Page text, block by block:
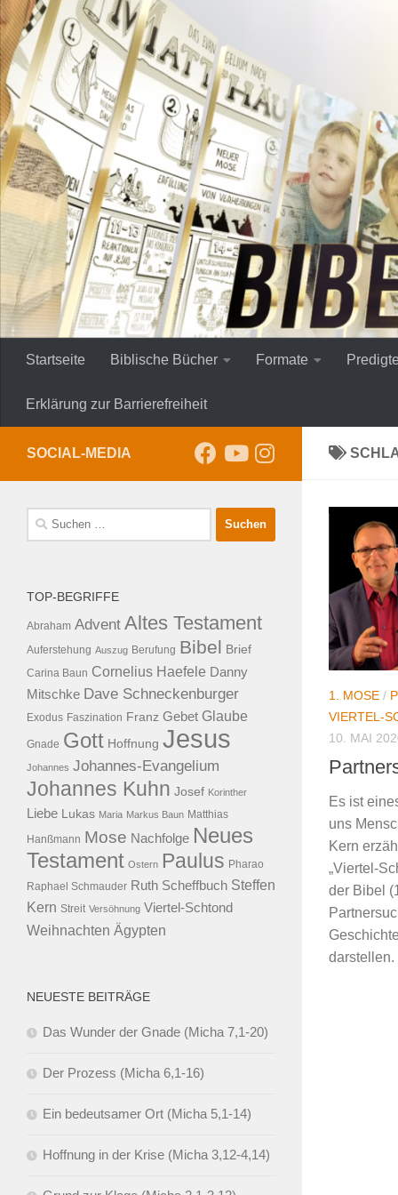
Zum Inhalt springen
Startseite Biblische Bücher Formate
Erklärung zur Barrierefreiheit
1. MOSE /
VIERTEL-
10. MAI
Es ist
uns
Kern
„Viertel-
der Bibel
darstellen.
SOCIAL-MEDIA
Suche
nach:
TOP-BEGRIFFE
Abraham Advent Altes Testament
Auferstehung Auszug Berufung Bibel Brief
Carina Baun Cornelius Haefele Danny
Mitschke Dave Schneckenburger
Exodus Faszination Franz Gebet Glaube
Gnade Gott Hoffnung Jesus
Johannes Johannes-Evangelium
Johannes Kuhn Josef Korinther
Liebe Lukas Maria Markus Baun Matthias
Hanßmann Mose Nachfolge Neues
Testament Ostern Paulus Pharao
Raphael Schmauder Ruth Scheffbuch Steffen
Kern Streit Versöhnung Viertel-Schtond
Weihnachten Ägypten
NEUESTE BEITRÄGE
Das Wunder der Gnade (Micha 7,1-20)
Der Prozess (Micha 6,1-16)
Ein bedeutsamer Ort (Micha 5,1-14)
Hoffnung in der Krise (Micha 3,12-4,14)